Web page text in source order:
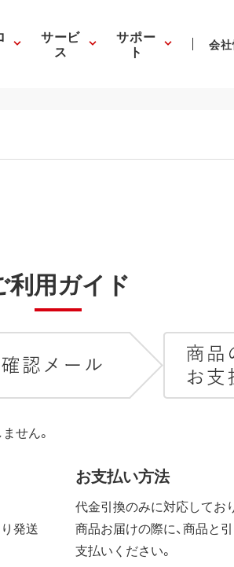
サービ
ス
サポー
ト 会
利用ガイド
せん。
発送
お支払い方法
代金引換のみに対応してお
商品お届けの際に、商品と
支払いください。